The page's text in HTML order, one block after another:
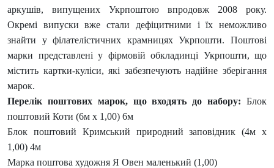
аркушів, випущених Укрпоштою впродовж 2008 року.
Окремі випуски вже стали дефіцитними і їх неможливо
знайти у філателістичних крамницях Укрпошти. Поштові
марки представлені у фірмовій обкладинці Укрпошти, що
містить картки-куліси, які забезпечують надійне зберігання
марок.
Перелік поштових марок, що входять до набору: Блок
поштовий Коти (6м х 1,00) 6м
Блок поштовий Кримський природний заповідник (4м х
1,00) 4м
Марка поштова художня Я Овен маленький (1,00)